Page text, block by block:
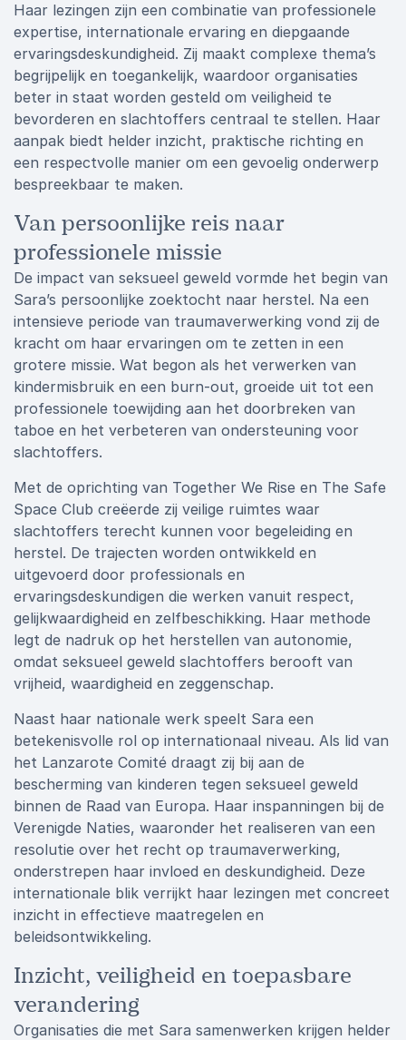
Haar lezingen zijn een combinatie van professionele
expertise, internationale ervaring en diepgaande
ervaringsdeskundigheid. Zij maakt complexe thema’s
begrijpelijk en toegankelijk, waardoor organisaties
beter in staat worden gesteld om veiligheid te
bevorderen en slachtoffers centraal te stellen. Haar
aanpak biedt helder inzicht, praktische richting en
een respectvolle manier om een gevoelig onderwerp
bespreekbaar te maken.
Van persoonlijke reis naar
professionele missie
De impact van seksueel geweld vormde het begin van
Sara’s persoonlijke zoektocht naar herstel. Na een
intensieve periode van traumaverwerking vond zij de
kracht om haar ervaringen om te zetten in een
grotere missie. Wat begon als het verwerken van
kindermisbruik en een burn-out, groeide uit tot een
professionele toewijding aan het doorbreken van
taboe en het verbeteren van ondersteuning voor
slachtoffers.
Met de oprichting van Together We Rise en The Safe
Space Club creëerde zij veilige ruimtes waar
slachtoffers terecht kunnen voor begeleiding en
herstel. De trajecten worden ontwikkeld en
uitgevoerd door professionals en
ervaringsdeskundigen die werken vanuit respect,
gelijkwaardigheid en zelfbeschikking. Haar methode
legt de nadruk op het herstellen van autonomie,
omdat seksueel geweld slachtoffers berooft van
vrijheid, waardigheid en zeggenschap.
Naast haar nationale werk speelt Sara een
betekenisvolle rol op internationaal niveau. Als lid van
het Lanzarote Comité draagt zij bij aan de
bescherming van kinderen tegen seksueel geweld
binnen de Raad van Europa. Haar inspanningen bij de
Verenigde Naties, waaronder het realiseren van een
resolutie over het recht op traumaverwerking,
onderstrepen haar invloed en deskundigheid. Deze
internationale blik verrijkt haar lezingen met concreet
inzicht in effectieve maatregelen en
beleidsontwikkeling.
Inzicht, veiligheid en toepasbare
verandering
Organisaties die met Sara samenwerken krijgen helder